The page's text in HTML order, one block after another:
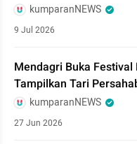
kumparanNEWS
9 Jul 2026
Mendagri Buka Festival
Tampilkan Tari
kumparanNEWS
27 Jun 2026